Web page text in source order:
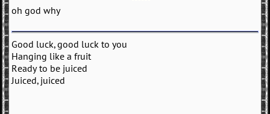
oh god why
Good luck, good luck to you
Hanging like a fruit
Ready to be juiced
Juiced, juiced